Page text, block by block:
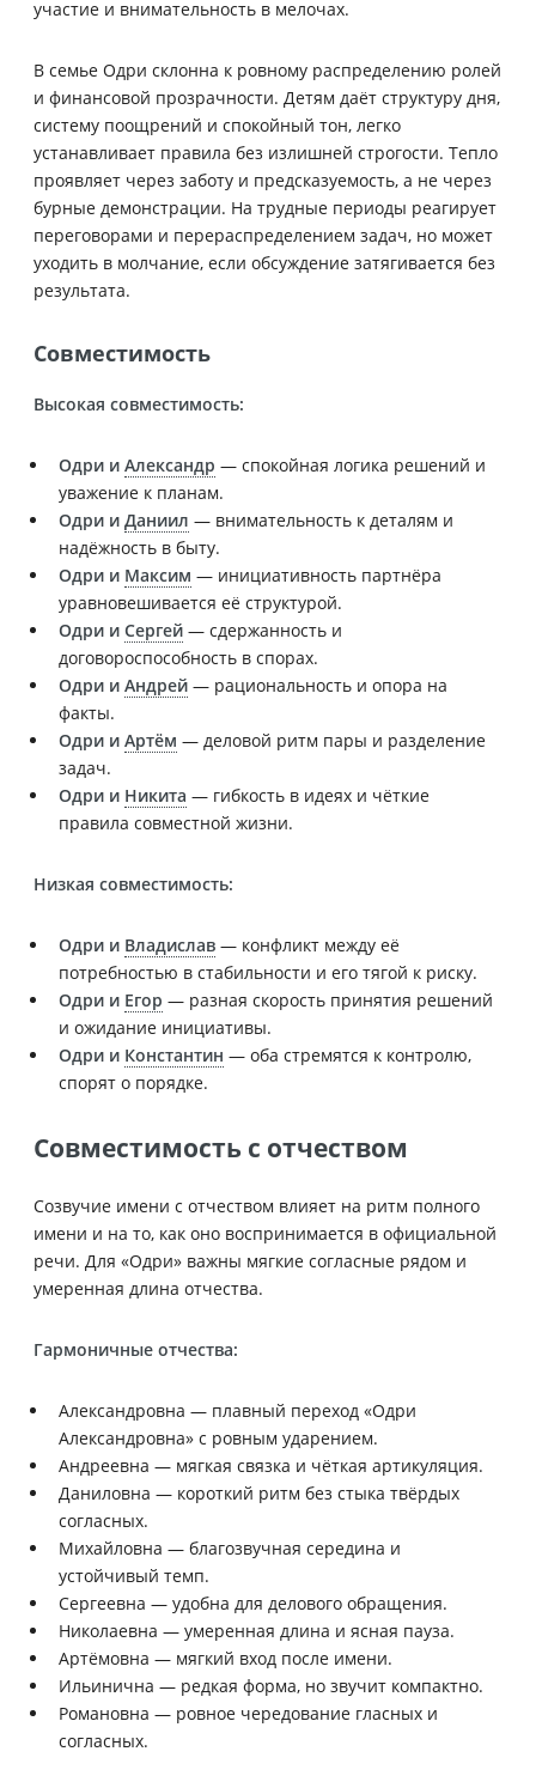
участие и внимательность в мелочах.
В семье Одри склонна к ровному распределению ролей
и финансовой прозрачности. Детям даёт структуру дня,
систему поощрений и спокойный тон, легко
устанавливает правила без излишней строгости. Тепло
проявляет через заботу и предсказуемость, а не через
бурные демонстрации. На трудные периоды реагирует
переговорами и перераспределением задач, но может
уходить в молчание, если обсуждение затягивается без
результата.
Совместимость
Высокая совместимость:
Одри и Александр — спокойная логика решений и
уважение к планам.
Одри и Даниил — внимательность к деталям и
надёжность в быту.
Одри и Максим — инициативность партнёра
уравновешивается её структурой.
Одри и Сергей — сдержанность и
договороспособность в спорах.
Одри и Андрей — рациональность и опора на
факты.
Одри и Артём — деловой ритм пары и разделение
задач.
Одри и Никита — гибкость в идеях и чёткие
правила совместной жизни.
Низкая совместимость:
Одри и Владислав — конфликт между её
потребностью в стабильности и его тягой к риску.
Одри и Егор — разная скорость принятия решений
и ожидание инициативы.
Одри и Константин — оба стремятся к контролю,
спорят о порядке.
Совместимость с отчеством
Созвучие имени с отчеством влияет на ритм полного
имени и на то, как оно воспринимается в официальной
речи. Для «Одри» важны мягкие согласные рядом и
умеренная длина отчества.
Гармоничные отчества:
Александровна — плавный переход «Одри
Александровна» с ровным ударением.
Андреевна — мягкая связка и чёткая артикуляция.
Даниловна — короткий ритм без стыка твёрдых
согласных.
Михайловна — благозвучная середина и
устойчивый темп.
Сергеевна — удобна для делового обращения.
Николаевна — умеренная длина и ясная пауза.
Артёмовна — мягкий вход после имени.
Ильинична — редкая форма, но звучит компактно.
Романовна — ровное чередование гласных и
согласных.